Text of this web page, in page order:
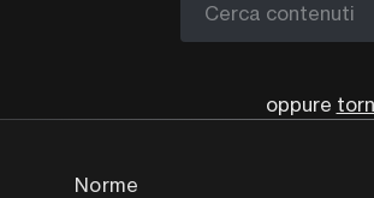
Cerca contenuti
oppure
Norme